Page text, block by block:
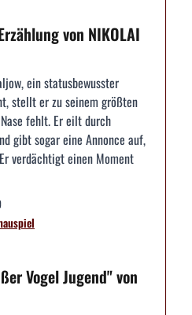
von NIKOLAI
ein statusbewusster
stellt er zu seinem größten
fehlt. Er eilt durch
gibt sogar eine Annonce auf,
verdächtigt einen Moment
Vogel Jugend" von